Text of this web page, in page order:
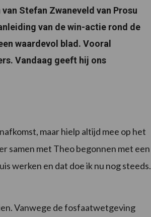
Stefan Zwaneveld van Prosu
van de win-actie rond de
waardevol blad. Vooral
Vandaag geeft hij ons
maar hielp altijd mee op het
samen met Theo begonnen met een
werken en dat doe ik nu nog steeds.
Vanwege de fosfaatwetgeving